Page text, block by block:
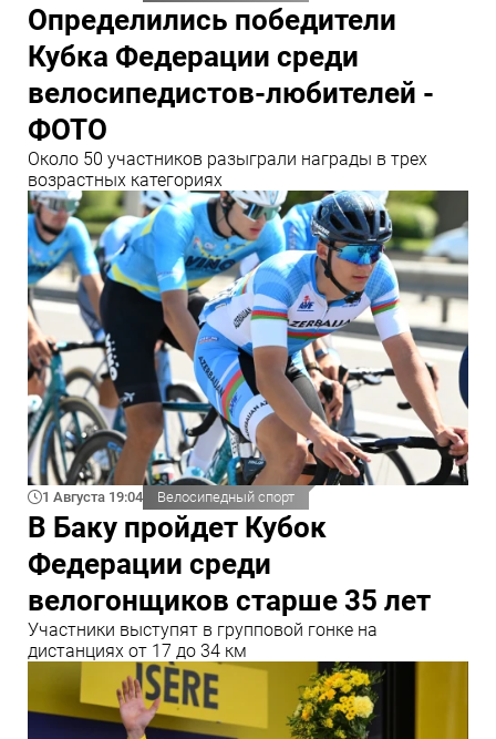
Определились победители
Кубка Федерации среди
велосипедистов-любителей -
ФОТО
Около 50 участников разыграли награды в трех
возрастных категориях
1 Августа 19:04 Велосипедный спорт
В Баку пройдет Кубок
Федерации среди
велогонщиков старше 35 лет
Участники выступят в групповой гонке на
дистанциях от 17 до 34 км